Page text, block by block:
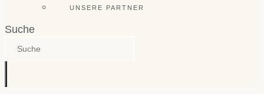
UNSERE PARTNER
Suche